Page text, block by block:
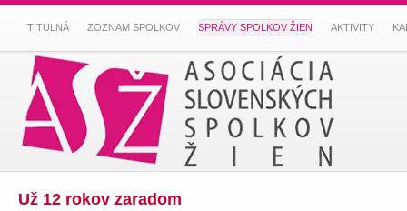
TITULNÁ ZOZNAM SPOLKOV SPRÁVY SPOLKOV ŽIEN AKTIVITY
Už 12 rokov zaradom